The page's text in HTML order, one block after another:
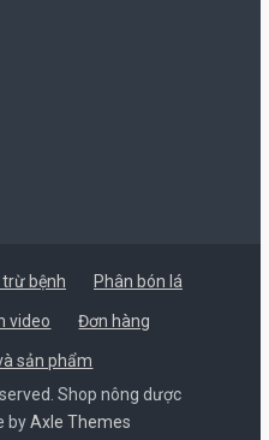
bệnh Phân bón lá
video Đơn hàng
sản phẩm
Shop nông dược
byAxle Themes